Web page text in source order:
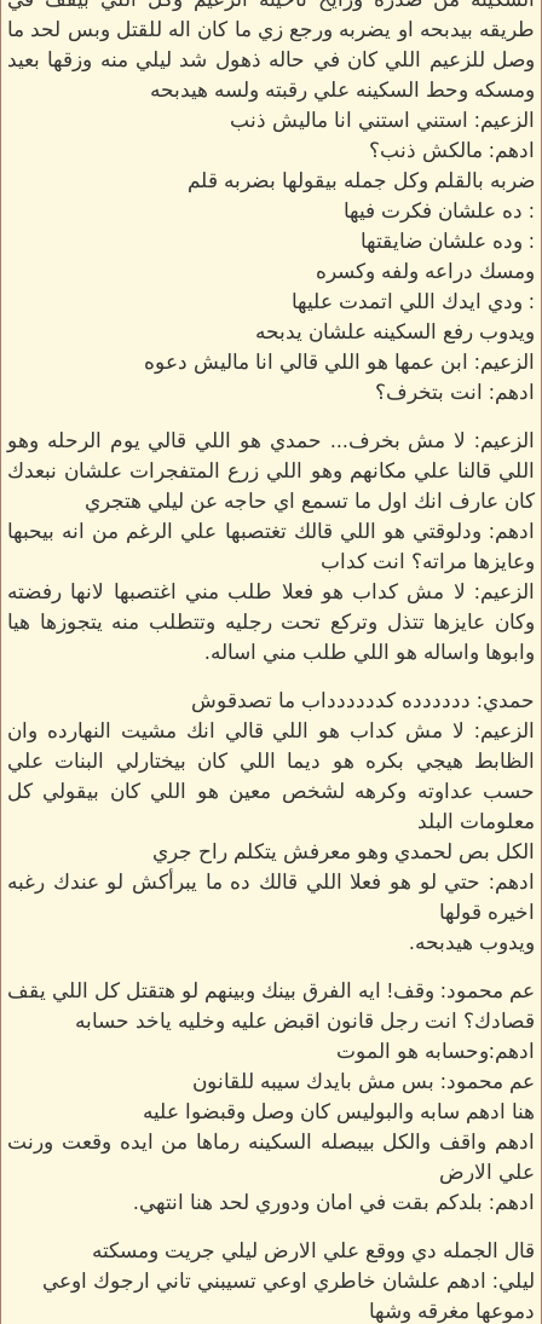
طريقه بيدبحه او يضربه ورجع زي ما كان اله للقتل وبس لحد ما
وصل للزعيم اللي كان في حاله ذهول شد ليلي منه وزقها بعيد
ومسكه وحط السكينه علي رقبته ولسه هيدبحه
الزعيم: استني استني انا ماليش ذنب
ادهم: مالكش ذنب؟
ضربه بالقلم وكل جمله بيقولها بضربه قلم
: ده علشان فكرت فيها
: وده علشان ضايقتها
ومسك دراعه ولفه وكسره
: ودي ايدك اللي اتمدت عليها
ويدوب رفع السكينه علشان يدبحه
الزعيم: ابن عمها هو اللي قالي انا ماليش دعوه
ادهم: انت بتخرف؟
الزعيم: لا مش بخرف... حمدي هو اللي قالي يوم الرحله وهو
اللي قالنا علي مكانهم وهو اللي زرع المتفجرات علشان نبعدك
كان عارف انك اول ما تسمع اي حاجه عن ليلي هتجري
ادهم: ودلوقتي هو اللي قالك تغتصبها علي الرغم من انه بيحبها
وعايزها مراته؟ انت كداب
الزعيم: لا مش كداب هو فعلا طلب مني اغتصبها لانها رفضته
وكان عايزها تتذل وتركع تحت رجليه وتتطلب منه يتجوزها هيا
وابوها واساله هو اللي طلب مني اساله.
حمدي: دددددده كدددددداب ما تصدقوش
الزعيم: لا مش كداب هو اللي قالي انك مشيت النهارده وان
الظابط هيجي بكره هو ديما اللي كان بيختارلي البنات علي
حسب عداوته وكرهه لشخص معين هو اللي كان بيقولي كل
معلومات البلد
الكل بص لحمدي وهو معرفش يتكلم راح جري
ادهم: حتي لو هو فعلا اللي قالك ده ما يبرأكش لو عندك رغبه
اخيره قولها
ويدوب هيدبحه.
عم محمود: وقف! ايه الفرق بينك وبينهم لو هتقتل كل اللي يقف
قصادك؟ انت رجل قانون اقبض عليه وخليه ياخد حسابه
ادهم:وحسابه هو الموت
عم محمود: بس مش بايدك سيبه للقانون
هنا ادهم سابه والبوليس كان وصل وقبضوا عليه
ادهم واقف والكل بيبصله السكينه رماها من ايده وقعت ورنت
علي الارض
ادهم: بلدكم بقت في امان ودوري لحد هنا انتهي.
قال الجمله دي ووقع علي الارض ليلي جريت ومسكته
ليلي: ادهم علشان خاطري اوعي تسيبني تاني ارجوك اوعي
دموعها مغرقه وشها